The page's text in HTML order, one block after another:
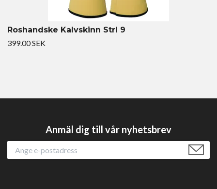
Roshandske Kalvskinn Strl 9
399.00 SEK
Anmäl dig till vår nyhetsbrev